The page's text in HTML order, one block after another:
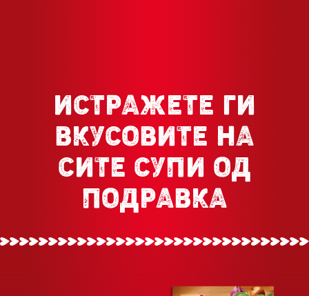
ИСТРАЖЕТЕ ГИ
ВКУСОВИТЕ НА
СИТЕ СУПИ ОД
ПОДРАВКА